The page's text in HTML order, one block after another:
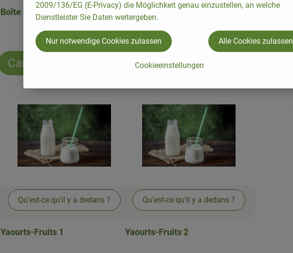
Boîte de bureau
Carrousel de yaourts
Qu'est-ce qu'il y a dedans ?
Yaourts-Fruits 1
Qu'est-ce qu'il y a dedans ?
Yaourts-Fruits 2
2009/136/EG (E-Privacy) die Möglichkeit genau einzustellen, an welche
Dienstleister Sie Daten weitergeben.
Cookieeinstellungen
Nur notwendige Cookies zulassen Alle Cookies zulassen